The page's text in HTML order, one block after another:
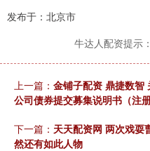
发布于：北京市
牛达人配资提示
上一篇： 金铺子配资 鼎捷数智
公司债券提交募集说明书（注
下一篇： 天天配资网 两次戏耍
然还有如此人物